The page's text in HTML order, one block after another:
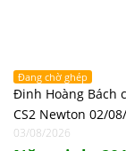
Đang chờ ghép
Đinh Hoàng Bách
CS2 Newton 02/
03/08/2026